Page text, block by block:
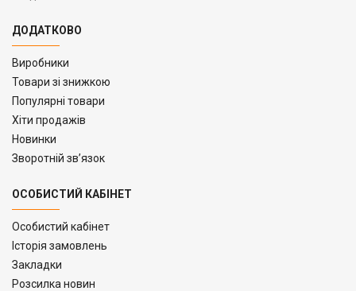
ДОДАТКОВО
Виробники
Товари зі знижкою
Популярні товари
Хіти продажів
Новинки
Зворотній зв’язок
ОСОБИСТИЙ КАБІНЕТ
Особистий кабінет
Історія замовлень
Закладки
Розсилка новин